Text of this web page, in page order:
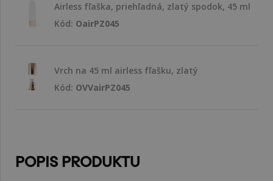
Airless fľaška, priehľadná, zlatý spodok, 45 ml
Kód: OairPZ045
Vrch na 45 ml airless fľašku, zlatý
Kód: OVVairPZ045
POPIS PRODUKTU